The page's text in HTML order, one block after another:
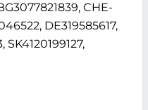
CHE-
DE319585617,